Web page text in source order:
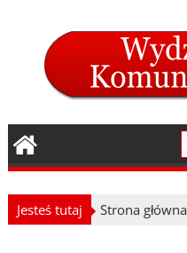
Jesteś tutaj Strona główna